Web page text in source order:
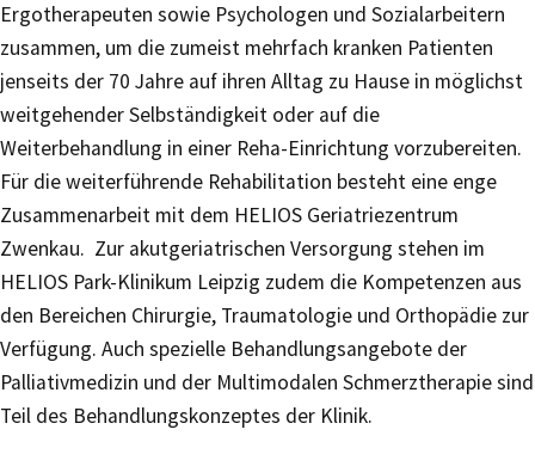
Ergotherapeuten sowie Psychologen und Sozialarbeitern
zusammen, um die zumeist mehrfach kranken Patienten
jenseits der 70 Jahre auf ihren Alltag zu Hause in möglichst
weitgehender Selbständigkeit oder auf die
Weiterbehandlung in einer Reha-Einrichtung vorzubereiten.
Für die weiterführende Rehabilitation besteht eine enge
Zusammenarbeit mit dem HELIOS Geriatriezentrum
Zwenkau. Zur akutgeriatrischen Versorgung stehen im
HELIOS Park-Klinikum Leipzig zudem die Kompetenzen aus
den Bereichen Chirurgie, Traumatologie und Orthopädie zur
Verfügung. Auch spezielle Behandlungsangebote der
Palliativmedizin und der Multimodalen Schmerztherapie sind
Teil des Behandlungskonzeptes der Klinik.